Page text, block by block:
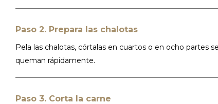
Paso 2. Prepara las chalotas
Pela las chalotas, córtalas en cuartos o en ocho partes
queman rápidamente.
Paso 3. Corta la carne